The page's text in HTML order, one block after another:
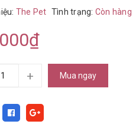
The Pet Tình trạng: Còn hàng
+ Mua ngay